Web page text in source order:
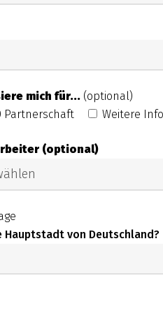
mich für... (optional)
Partnerschaft
Weitere
(optional)
Hauptstadt von Deutschland?